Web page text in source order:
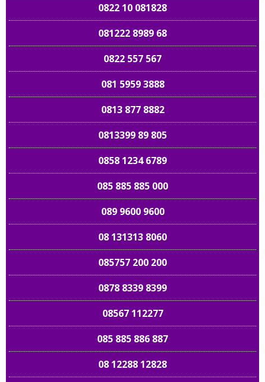
0822 10 081828
081222 8989 68
0822 557 567
081 5959 3888
0813 877 8882
0813399 89 805
0858 1234 6789
085 885 885 000
089 9600 9600
08 131313 8060
085757 200 200
0878 8339 8399
08567 112277
085 885 886 887
08 12288 12828